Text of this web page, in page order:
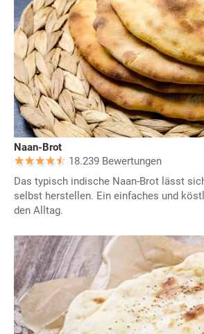
Naan-Brot
18.239 Bewertungen
Das typisch indische Naan-Brot lässt
selbst herstellen. Ein einfaches und
den Alltag.